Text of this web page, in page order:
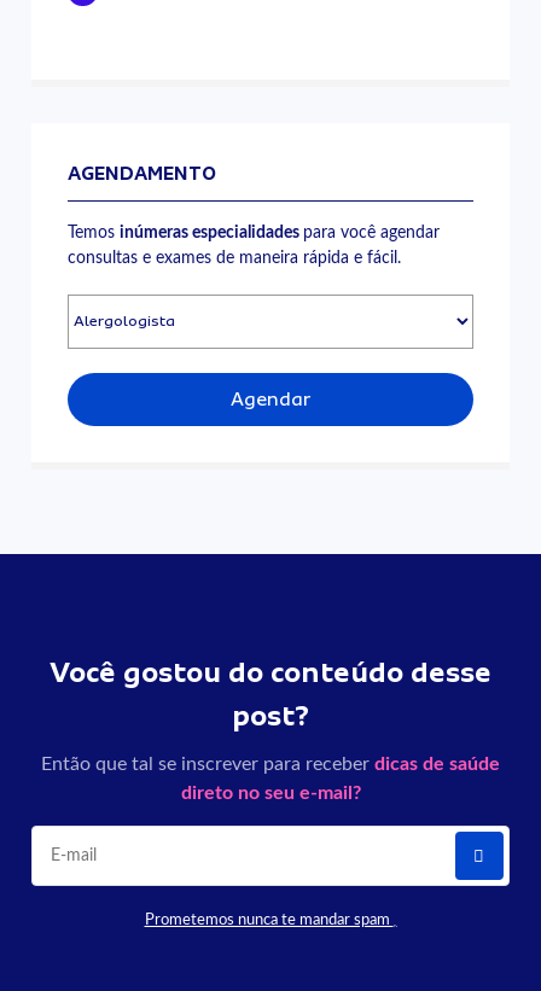
AGENDAMENTO
Temosinúmeras especialidades para você agendar
consultas e exames de maneira rápida e fácil.
Agendar
Você gostou do conteúdo desse
post?
Então que tal se inscrever para receber dicas de saúde
direto no seu e-mail?
Prometemos nunca te mandar spam